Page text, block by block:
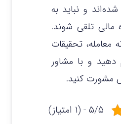
و نباید به
مالی تلقی شوند.
معامله، تحقیقات
دهید و با مشاور
کنید.
۵/۵ - (۱ امتیاز)